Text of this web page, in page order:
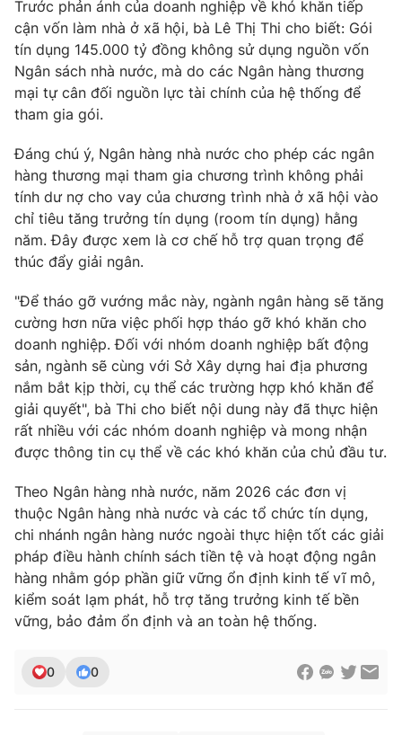
Trước phản ánh của doanh nghiệp về khó khăn tiếp
cận vốn làm nhà ở xã hội, bà Lê Thị Thi cho biết: Gói
tín dụng 145.000 tỷ đồng không sử dụng nguồn vốn
Ngân sách nhà nước, mà do các Ngân hàng thương
mại tự cân đối nguồn lực tài chính của hệ thống để
tham gia gói.
Đáng chú ý, Ngân hàng nhà nước cho phép các ngân
hàng thương mại tham gia chương trình không phải
tính dư nợ cho vay của chương trình nhà ở xã hội vào
chỉ tiêu tăng trưởng tín dụng (room tín dụng) hằng
năm. Đây được xem là cơ chế hỗ trợ quan trọng để
thúc đẩy giải ngân.
"Để tháo gỡ vướng mắc này, ngành ngân hàng sẽ tăng
cường hơn nữa việc phối hợp tháo gỡ khó khăn cho
doanh nghiệp. Đối với nhóm doanh nghiệp bất động
sản, ngành sẽ cùng với Sở Xây dựng hai địa phương
nắm bắt kịp thời, cụ thể các trường hợp khó khăn để
giải quyết", bà Thi cho biết nội dung này đã thực hiện
rất nhiều với các nhóm doanh nghiệp và mong nhận
được thông tin cụ thể về các khó khăn của chủ đầu tư.
Theo Ngân hàng nhà nước, năm 2026 các đơn vị
thuộc Ngân hàng nhà nước và các tổ chức tín dụng,
chi nhánh ngân hàng nước ngoài thực hiện tốt các giải
pháp điều hành chính sách tiền tệ và hoạt động ngân
hàng nhằm góp phần giữ vững ổn định kinh tế vĩ mô,
kiểm soát lạm phát, hỗ trợ tăng trưởng kinh tế bền
vững, bảo đảm ổn định và an toàn hệ thống.
0 0